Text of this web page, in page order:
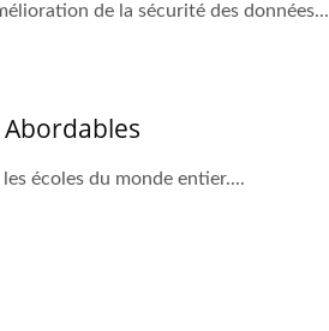
de la sécurité des données...
Abordables
écoles du monde entier....